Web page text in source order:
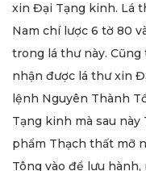
xin Đại Tạng kinh. Lá
Nam chí lược 6 tờ 80
trong lá thư này.
nhận được lá thư xin
lệnh Nguyên Thành
Tạng kinh mà sau
phẩm Thạch thất mỡ
Tông vào để lưu